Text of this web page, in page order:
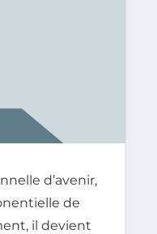
d’avenir,
de
il devient